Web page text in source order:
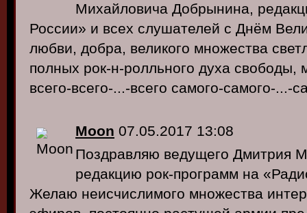
Михайловича Добрынина,
России» и всех слушателей с Днём
любви, добра, великого множества
полных рок-н-ролльного духа свободы,
всего-всего-...-всего самого-самого-...-
Moon 07.05.2017 13:08
Поздравляю ведущего Дмитрия
редакцию рок-программ на
Желаю неисчислимого множества